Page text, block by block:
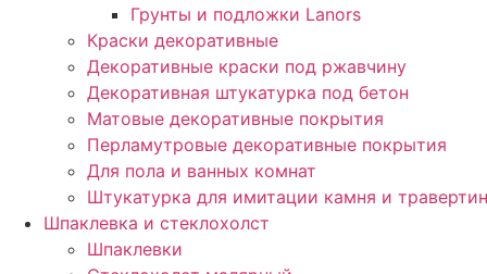
Грунты и подложки Lanors
Краски декоративные
Декоративные краски под ржавчину
Декоративная штукатурка под бетон
Матовые декоративные покрытия
Перламутровые декоративные покрытия
Для пола и ванных комнат
Штукатурка для имитации камня и
Шпаклевка и стеклохолст
Шпаклевки